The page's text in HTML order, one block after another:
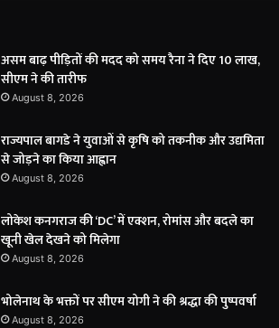
असम बाढ़ पीड़ितों की मदद को समय रैना ने दिए 10 लाख,
सीएम ने की तारीफ
August 8, 2026
राज्यपाल बागडे ने युवाओं से कृषि को तकनीक और उद्यमिता
से जोड़ने का किया आह्वान
August 8, 2026
लोकेश कनगराज की ‘DC’ में एक्शन, रोमांस और बदले का
खूनी खेल देखने को मिलेगा
August 8, 2026
भोलेनाथ के भक्तों पर सीएम योगी ने की श्रद्धा की पुष्पवर्षा
August 8, 2026